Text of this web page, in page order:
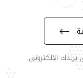
الالكتروني.